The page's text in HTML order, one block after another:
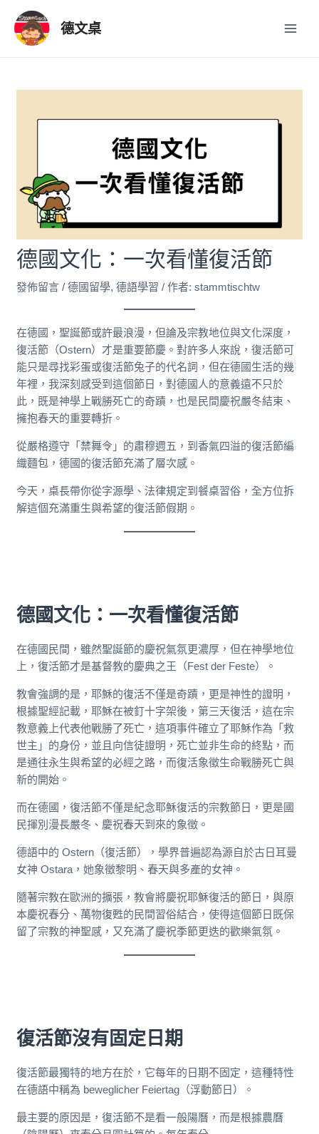
德文桌
德國文化：一次看懂復活節
發佈留言 /德國留學,德語學習 / 作者:stammtischtw
在德國，聖誕節或許最浪漫，但論及宗教地位與文化深度，
復活節（Ostern）才是重要節慶。對許多人來說，復活節可
能只是尋找彩蛋或復活節兔子的代名詞，但在德國生活的幾
年裡，我深刻感受到這個節日，對德國人的意義遠不只於
此，既是神學上戰勝死亡的奇蹟，也是民間慶祝嚴冬結束、
擁抱春天的重要轉折。
從嚴格遵守「禁舞令」的肅穆週五，到香氣四溢的復活節編
織麵包，德國的復活節充滿了層次感。
今天，桌長帶你從字源學、法律規定到餐桌習俗，全方位拆
解這個充滿重生與希望的復活節假期。
德國文化：一次看懂復活節
在德國民間，雖然聖誕節的慶祝氣氛更濃厚，但在神學地位
上，復活節才是基督教的慶典之王（Fest der Feste）。
教會強調的是，耶穌的復活不僅是奇蹟，更是神性的證明，
根據聖經記載，耶穌在被釘十字架後，第三天復活，這在宗
教意義上代表他戰勝了死亡，這項事件確立了耶穌作為「救
世主」的身份，並且向信徒證明，死亡並非生命的終點，而
是通往永生與希望的必經之路，而復活象徵生命戰勝死亡與
新的開始。
而在德國，復活節不僅是紀念耶穌復活的宗教節日，更是國
民揮別漫長嚴冬、慶祝春天到來的象徵。
德語中的 Ostern（復活節），學界普遍認為源自於古日耳曼
女神 Ostara，她象徵黎明、春天與多產的女神。
隨著宗教在歐洲的擴張，教會將慶祝耶穌復活的節日，與原
本慶祝春分、萬物復甦的民間習俗結合，使得這個節日既保
留了宗教的神聖感，又充滿了慶祝季節更迭的歡樂氣氛。
復活節沒有固定日期
復活節最獨特的地方在於，它每年的日期不固定，這種特性
在德語中稱為 beweglicher Feiertag（浮動節日）。
最主要的原因是，復活節不是看一般陽曆，而是根據農曆
navigation